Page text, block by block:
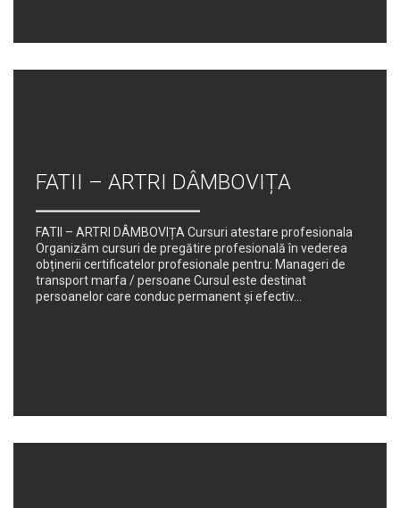
FATII – ARTRI DÂMBOVIȚA
FATII – ARTRI DÂMBOVIȚA Cursuri atestare profesionala
Organizăm cursuri de pregătire profesională în vederea
obținerii certificatelor profesionale pentru: Manageri de
transport marfa / persoane Cursul este destinat
persoanelor care conduc permanent şi efectiv...